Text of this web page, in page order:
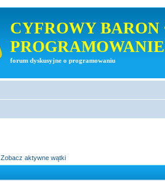
CYFROWY BARON
PROGRAMOWANIE
forum dyskusyjne o programowaniu
Zobacz aktywne wątki